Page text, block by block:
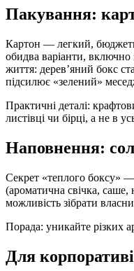
Пакування:
Картон — легкий,
обидва варіанти,
життя: дерев’яний бокс
підсилює «зелений»
Практичні деталі:
листівці чи бірці, а не в
Наповнення:
Секрет «теплого боксу»
(ароматична свічка, саше,
можливість зібрати
Порада: уникайте різких
Для